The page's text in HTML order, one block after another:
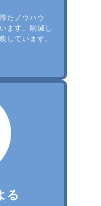
たノウハウ
ます。削減し
しています。
る